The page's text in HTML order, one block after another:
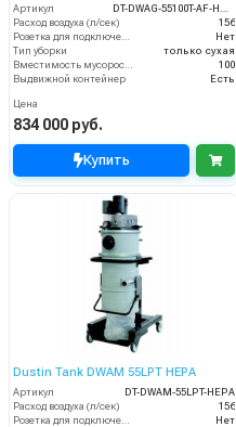
Артикул
Расход воздуха (л/сек)
156
Нет
Тип уборки
только сухая
100
Выдвижной контейнер
Есть
Цена
834 000 руб.
Купить
Dustin Tank DWAM 55LPT HEPA
Артикул
DT-DWAM-55LPT-HEPA
Расход воздуха (л/сек)
156
Нет